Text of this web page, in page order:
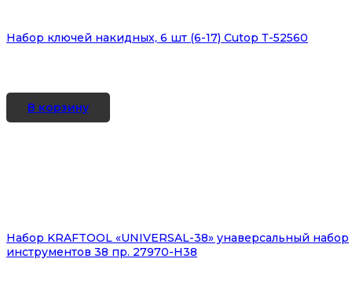
Набор ключей накидных, 6 шт (6-17) Cutop Т-52560
В корзину
Набор KRAFTOOL «UNIVERSAL-38» унаверсальный набор
инструментов 38 пр. 27970-Н38